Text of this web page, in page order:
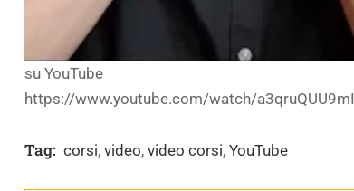
su YouTube
https://www.youtube.com/watch/a3qruQUU9mI
Tag: corsi, video, video corsi, YouTube